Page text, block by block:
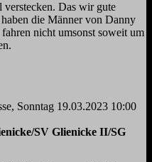
verstecken. Das wir gute
die Männer von Danny
nicht umsonst soweit um
Sonntag 19.03.2023 10:00
SV Glienicke II/SG